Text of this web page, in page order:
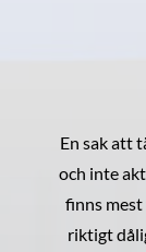
En sak att
och inte
finns
riktigt